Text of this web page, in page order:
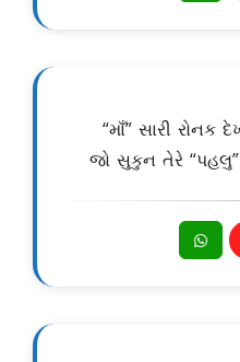
“માઁ” સારી રોનક
જો સુકુન તેરે